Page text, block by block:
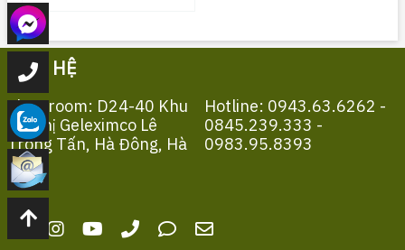
LIÊN HỆ
Showroom: D24-40 Khu
Đô Thị Geleximco Lê
Trọng Tấn, Hà Đông, Hà
Nội
Hotline: 0943.63.6262 -
0845.239.333 -
0983.95.8393